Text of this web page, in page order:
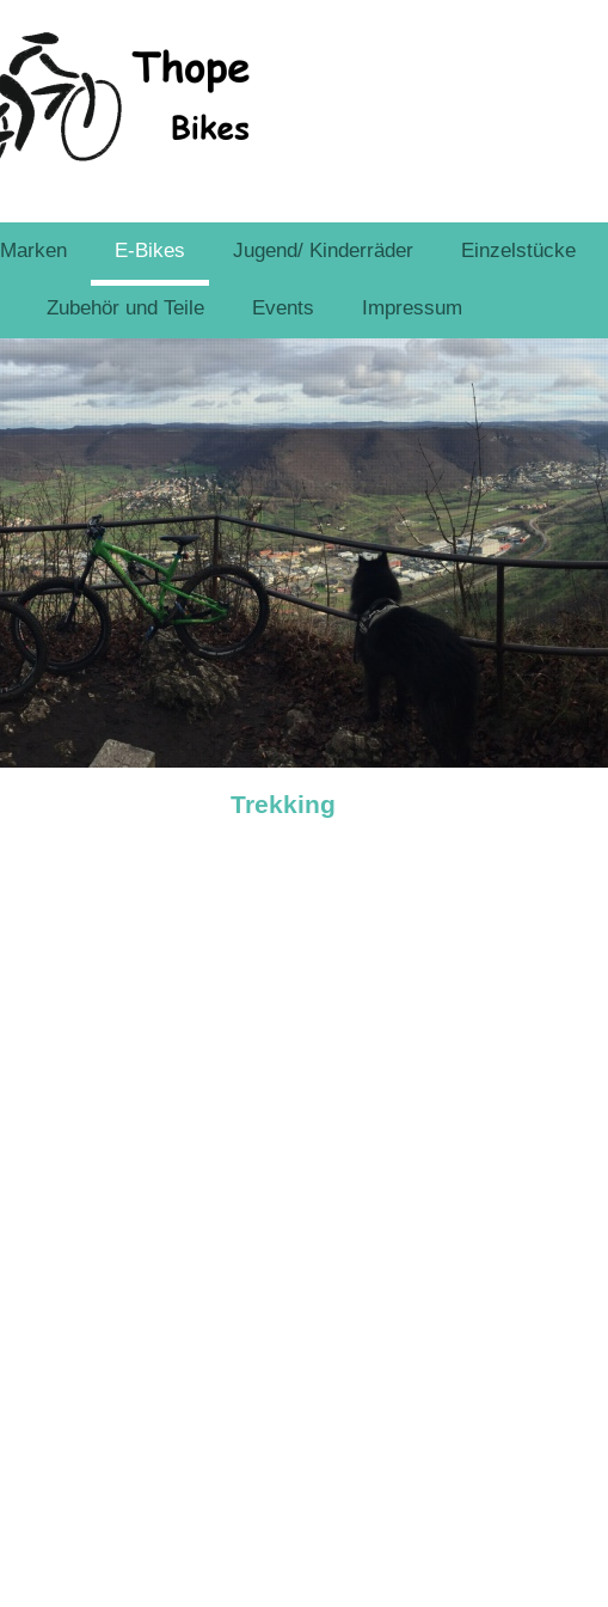
Marken E-Bikes Jugend/ Kinderräder Einzelstücke
Zubehör und Teile Events Impressum
Trekking